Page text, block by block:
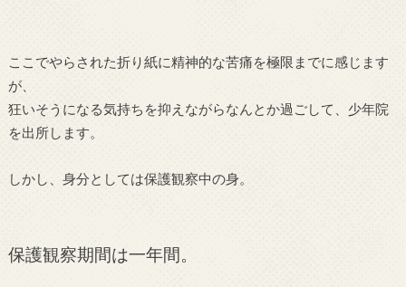
ここでやらされた折り紙に精神的な苦痛を極限までに感じます
が、
狂いそうになる気持ちを抑えながらなんとか過ごして、少年院
を出所します。
しかし、身分としては保護観察中の身。
保護観察期間は一年間。